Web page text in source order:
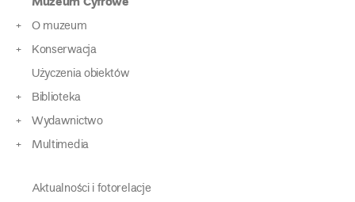
O muzeum
Konserwacja
Użyczenia obiektów
Biblioteka
Wydawnictwo
Multimedia
Aktualności i fotorelacje